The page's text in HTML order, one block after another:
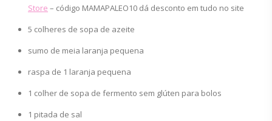
Store – código MAMAPALEO10 dá desconto em tudo no site
5 colheres de sopa de azeite
sumo de meia laranja pequena
raspa de 1 laranja pequena
1 colher de sopa de fermento sem glúten para bolos
1 pitada de sal